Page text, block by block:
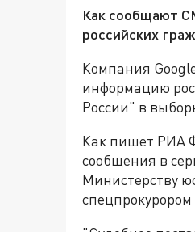
Как сообщают
российских
Компания
информацию
России" в
Как пишет РИА
сообщения в
Министерству